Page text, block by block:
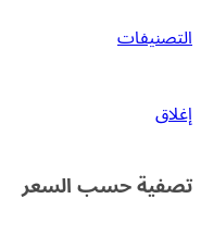
التصنيفات
إغلاق
تصفية حسب السعر